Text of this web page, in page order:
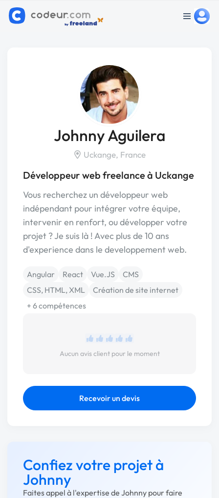
Johnny Aguilera
Uckange, France
Développeur web freelance à Uckange
Vous recherchez un développeur web
indépendant pour intégrer votre équipe,
intervenir en renfort, ou développer votre
projet ? Je suis là ! Avec plus de 10 ans
d'experience dans le developpement web.
Angular React Vue.JS
CMS
CSS, HTML, XML
Création de site internet
+ 6 compétences
Aucun avis client pour le moment
Recevoir un devis
Confiez votre projet à
Johnny
Faites appel à l'expertise de Johnny pour faire